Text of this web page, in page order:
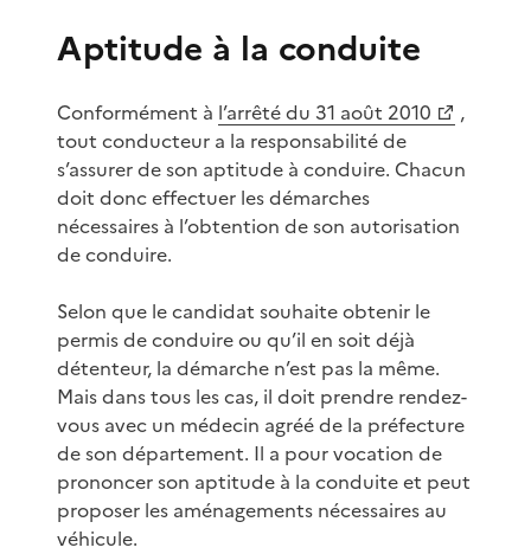
Aptitude à la conduite
Conformément à l’arrêté du 31 août 2010
,
tout conducteur a la responsabilité de
s’assurer de son aptitude à conduire. Chacun
doit donc effectuer les démarches
nécessaires à l’obtention de son autorisation
de conduire.
Selon que le candidat souhaite obtenir le
permis de conduire ou qu’il en soit déjà
détenteur, la démarche n’est pas la même.
Mais dans tous les cas, il doit prendre rendez-
vous avec un médecin agréé de la préfecture
de son département. Il a pour vocation de
prononcer son aptitude à la conduite et peut
proposer les aménagements nécessaires au
véhicule.